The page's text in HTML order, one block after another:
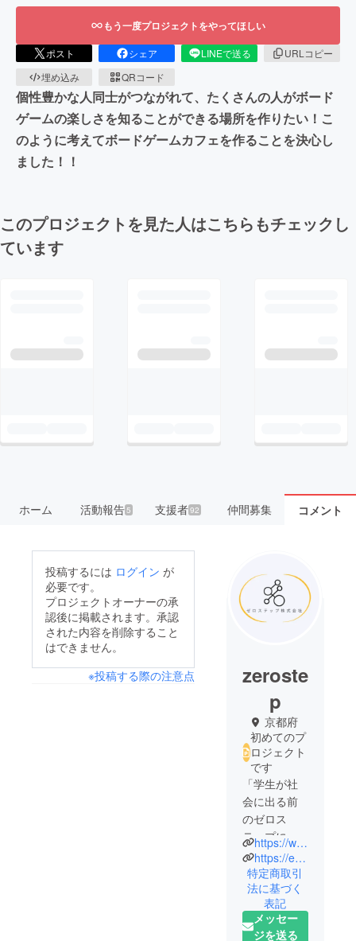
もう一度プロジェクトをやってほしい
ポスト シェア LINEで送る
URLコピー
埋め込み
QRコード
個性豊かな人同士がつながれて、たくさんの人がボード
ゲームの楽しさを知ることができる場所を作りたい！こ
のように考えてボードゲームカフェを作ることを決心し
ました！！
このプロジェクトを見た人はこちらもチェックし
ています
ホーム 活動報告5 支援者92 仲間募集 コメント
投稿するには ログイン が
必要です。
プロジェクトオーナーの承
認後に掲載されます。承認
された内容を削除すること
はできません。
※投稿する際の注意点
zeroste
p
京都府
初めてのプ
ロジェクト
です
「学生が社
会に出る前
のゼロス
テップにな
るように」
をモットー
に株式会社
zerostepを設
立。
https://www.instagram.com/kyodaibodoge/
https://enchantecafe.com/
特定商取引
法に基づく
表記
メッセー
ジを送る